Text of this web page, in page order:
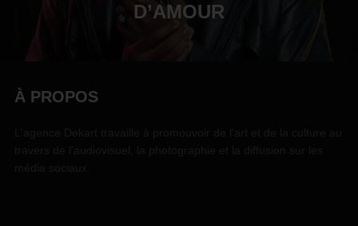
D’AMOUR
À PROPOS